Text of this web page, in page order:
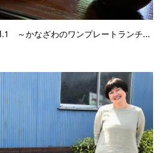
～かなざわのワンプレートランチ...